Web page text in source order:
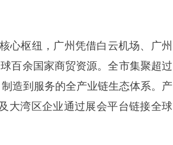
心枢纽，广州凭借白云机场、广州
百余国家商贸资源。全市集聚超过
造到服务的全产业链生态体系。产
大湾区企业通过展会平台链接全球